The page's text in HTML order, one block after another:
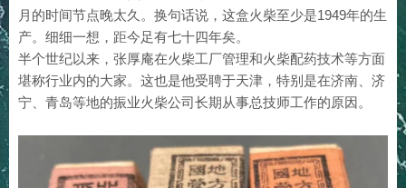
月的时间节点晚太久。换句话说，这盒火柴至少是1949年的生
产。细细一想，距今足有七十四年矣。
半个世纪以来，张厚庵在火柴工厂管理和火柴配药技术等方面
堪称行业内的大家。这也是他受聘于天津，特别是在济南、济
宁、青岛等地的振业火柴公司长期从事总技师工作的原因。